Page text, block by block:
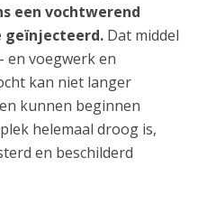
een vochtwerend
geïnjecteerd. Dat middel
en voegwerk en
kan niet langer
kunnen beginnen
helemaal droog is,
en beschilderd